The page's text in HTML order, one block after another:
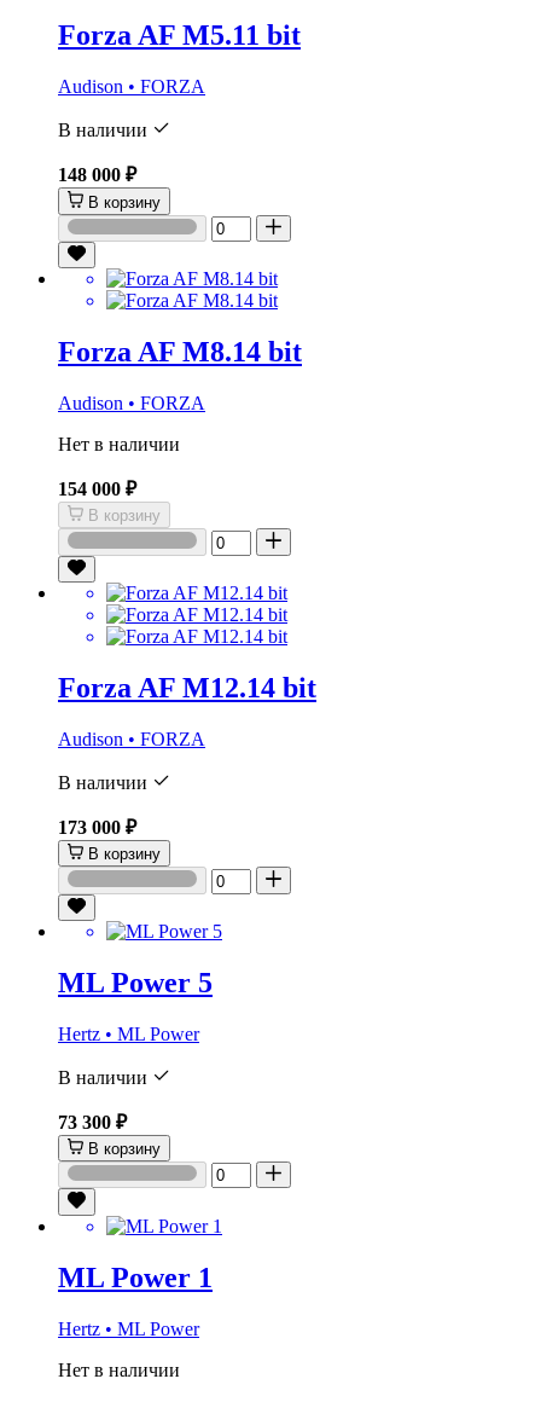
Forza AF M5.11 bit
Audison • FORZA
В наличии
148 000 ₽
В корзину
Forza AF M8.14 bit
Audison • FORZA
Нет в наличии
154 000 ₽
В корзину
Forza AF M12.14 bit
Audison • FORZA
В наличии
173 000 ₽
В корзину
ML Power 5
Hertz • ML Power
В наличии
73 300 ₽
В корзину
ML Power 1
Hertz • ML Power
Нет в наличии